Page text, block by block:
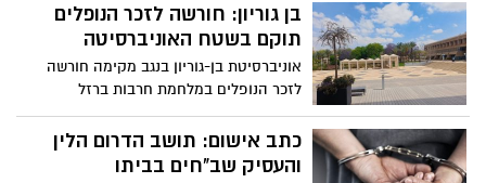
הדרומית: כך עולה מכנס חירום שהתקיים
בימים האחרונים ברובע החדשנות בבאר שבע,
בן גוריון: חורשה לזכר הנופלים
תוקם בשטח האוניברסיטה
אוניברסיטת בן-גוריון בנגב מקימה חורשה
לזכר הנופלים במלחמת חרבות ברזל
והנרצחים במתקפת הטרור
כתב אישום: תושב הדרום הלין
והעסיק שב"חים בביתו